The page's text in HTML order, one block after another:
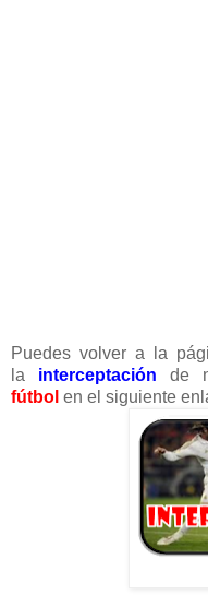
Puedes volver a la
la interceptación de
fútbol en el siguiente